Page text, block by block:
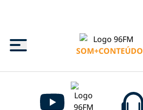
Menu
SOM+CONTEÚDO